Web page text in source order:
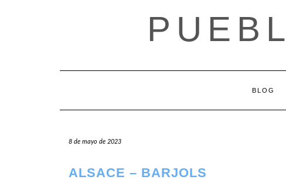
BLOG
8 de mayo de 2023
ALSACE – BARJOLS